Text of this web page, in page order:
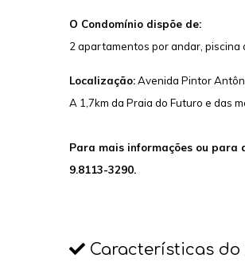
O Condomínio dispõe de:
2 apartamentos por andar,
Localização:Avenida Pintor
A 1,7km da Praia do Futuro e das
Para mais informações ou para
9.8113-3290.
Características do